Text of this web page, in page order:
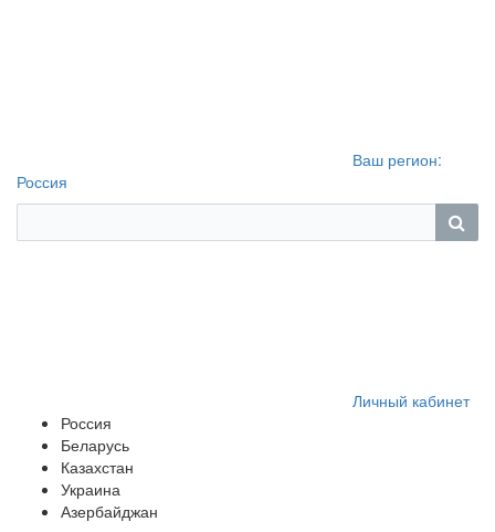
Ваш регион:
Россия
Личный кабинет
Россия
Беларусь
Казахстан
Украина
Азербайджан